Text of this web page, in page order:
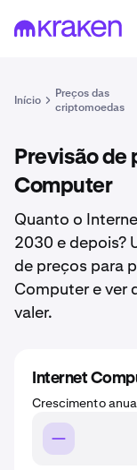
Início
Preços das
criptomoedas
Previsão de
Computer
Quanto o
2030 e depois?
de preços para
Computer e ver
valer.
Internet
Crescimento